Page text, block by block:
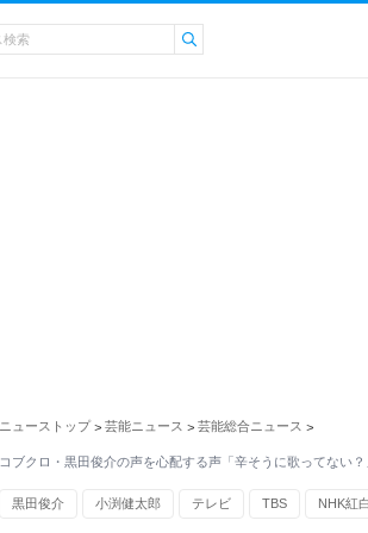
ニューストップ > 芸能ニュース > 芸能総合ニュース >
コブクロ・黒田俊介の声を心配する声「辛そうに歌ってない？
黒田俊介 小渕健太郎 テレビ TBS NHK紅